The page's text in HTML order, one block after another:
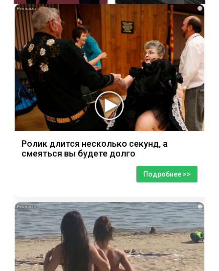
i
Ролик длится несколько секунд, а
смеяться вы будете долго
Подробнее >>
i